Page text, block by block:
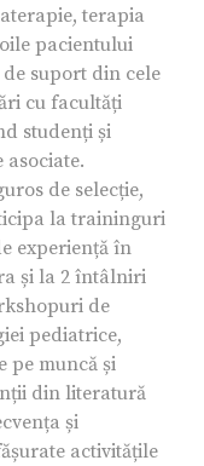
terapia
pacientului
suport din cele
cu facultăți
studenți și
asociate.
de selecție,
la traininguri
experiență în
și la 2 întâlniri
de
pediatrice,
pe muncă și
din literatură
și
activitățile